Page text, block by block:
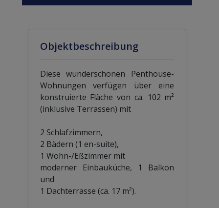
Objektbeschreibung
Diese wunderschönen Penthouse-
Wohnungen verfügen über eine
konstruierte Fläche von ca. 102 m²
(inklusive Terrassen) mit
2 Schlafzimmern,
2 Bädern (1 en-suite),
1 Wohn-/Eßzimmer mit
moderner Einbauküche, 1 Balkon
und
1 Dachterrasse (ca. 17 m²).